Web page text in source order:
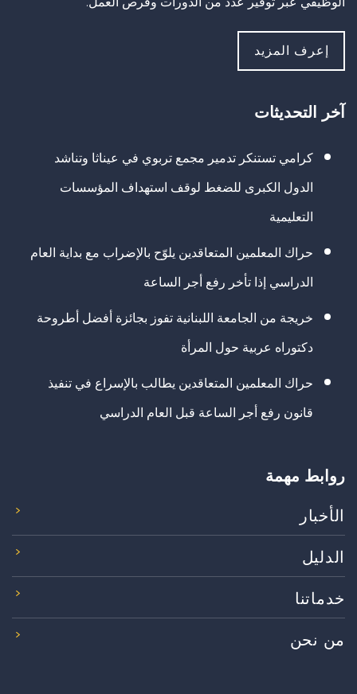
إعرف المزيد
آخر التحديثات
كرامي تستنكر تدمير مجمع تربوي في عيناثا وتناشد
الدول الكبرى للضغط لوقف استهداف المؤسسات
التعليمية
حراك المعلمين المتعاقدين يلوّح بالإضراب مع بداية العام
الدراسي إذا تأخر رفع أجر الساعة
خريجة من الجامعة اللبنانية تفوز بجائزة أفضل أطروحة
دكتوراه عربية حول المرأة
حراك المعلمين المتعاقدين يطالب بالإسراع في تنفيذ
قانون رفع أجر الساعة قبل العام الدراسي
روابط مهمة
الأخبار
الدليل
خدماتنا
من نحن